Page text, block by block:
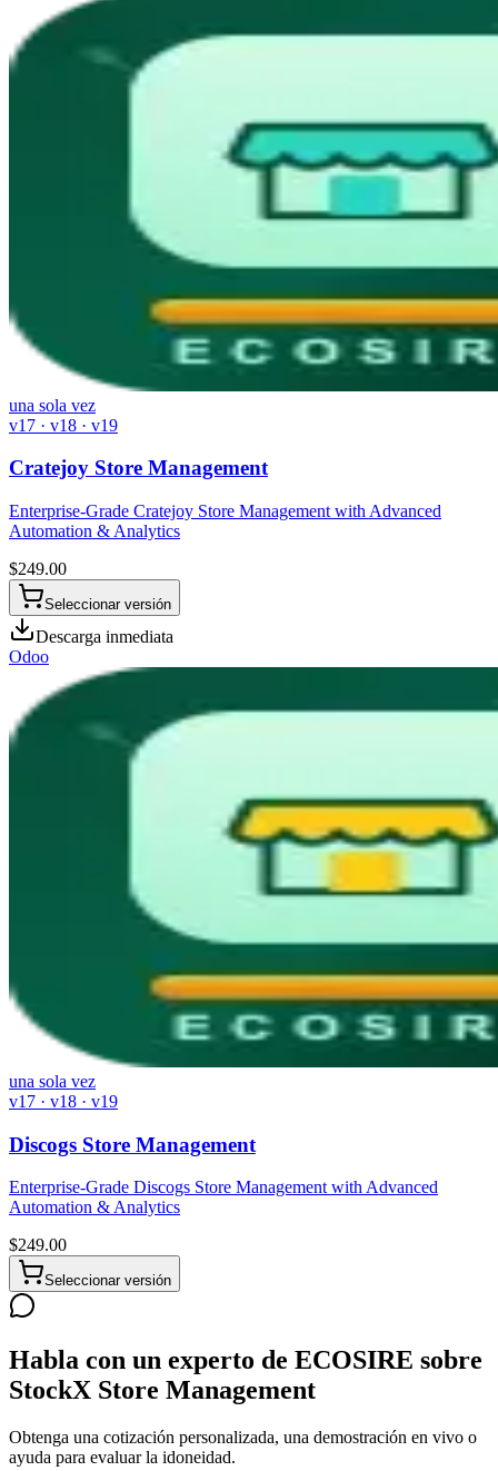
una sola vez
v17 · v18 · v19
Cratejoy Store Management
Enterprise-Grade Cratejoy Store Management with Advanced
Automation & Analytics
$249.00
Seleccionar versión
Descarga inmediata
Odoo
una sola vez
v17 · v18 · v19
Discogs Store Management
Enterprise-Grade Discogs Store Management with Advanced
Automation & Analytics
$249.00
Seleccionar versión
Habla con un experto de ECOSIRE sobre
StockX Store Management
Obtenga una cotización personalizada, una demostración en vivo o
ayuda para evaluar la idoneidad.